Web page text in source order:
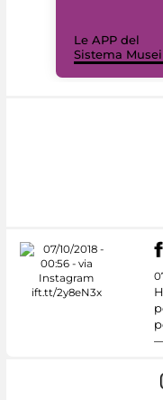
Le APP del
Sistema Musei